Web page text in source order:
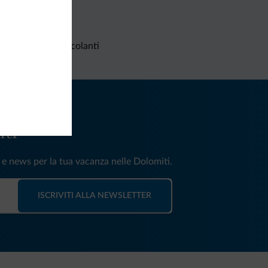
Richieste non vincolanti
news per la tua vacanza nelle Dolomiti.
ISCRIVITI ALLA NEWSLETTER